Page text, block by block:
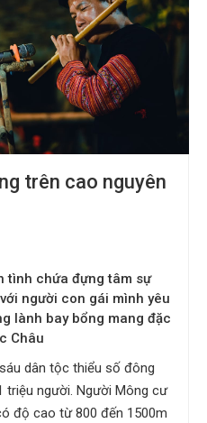
trên cao nguyên
tình chứa đựng tâm sự
người con gái mình yêu
lành bay bổng mang đặc
Châu
dân tộc thiểu số đông
triệu người. Người Mông cư
độ cao từ 800 đến 1500m